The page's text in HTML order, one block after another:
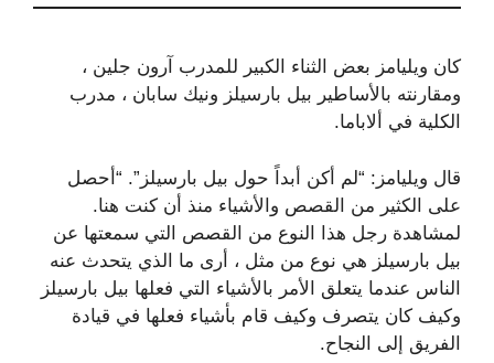
كان ويليامز بعض الثناء الكبير للمدرب آرون جلين ،
ومقارنته بالأساطير بيل بارسيلز ونيك سابان ، مدرب
الكلية في ألاباما.
قال ويليامز: “لم أكن أبداً حول بيل بارسيلز”. “أحصل
على الكثير من القصص والأشياء منذ أن كنت هنا.
لمشاهدة رجل هذا النوع من القصص التي سمعتها عن
بيل بارسيلز هي نوع من مثل ، أرى ما الذي يتحدث عنه
الناس عندما يتعلق الأمر بالأشياء التي فعلها بيل بارسيلز
وكيف كان يتصرف وكيف قام بأشياء فعلها في قيادة
الفريق إلى النجاح.